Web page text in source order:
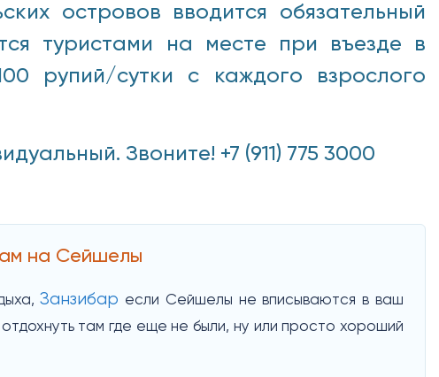
островов вводится обязательный
туристами на месте при въезде в
рупий/сутки с каждого взрослого
Звоните! +7 (911) 775 3000
на Сейшелы
Занзибар если Сейшелы не вписываются в ваш
там где еще не были, ну или просто хороший